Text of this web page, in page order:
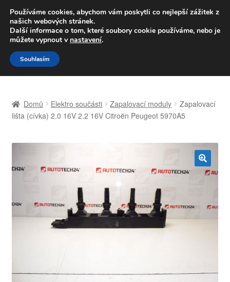
DOPRAVA od 139,-Kč
Volejte po-pá 9-16 704 494 494
Přeskočit
na
navigaci
Přejít
k
obsahu
Celosvětová doprava
Kontakt
Můj účet
Obchodní podmínky
Domů Elektro součásti Zapalovací moduly
Zapalovací
lišta (cívka) 2.0 16V 2.2 16V Citroën Peugeot 5970A5
🔍
Používáme cookies, abychom vám poskytli co nejlepší zážitek z
našich webových stránek.
Další informace o tom, které soubory cookie používáme, nebo je
můžete vypnout v nastavení.
Souhlasím